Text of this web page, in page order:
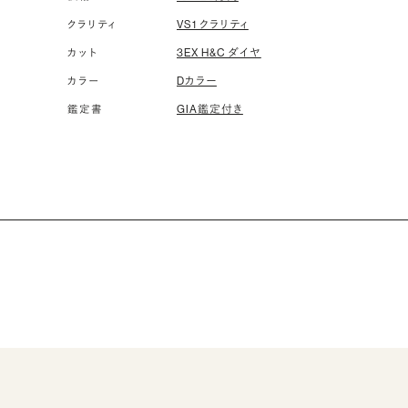
クラリティ VS1 クラリティ
カット 3EX H&C ダイヤ
カラー Dカラー
鑑定書 GIA鑑定付き